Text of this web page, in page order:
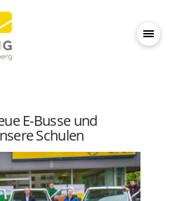
E-Busse und
Schulen